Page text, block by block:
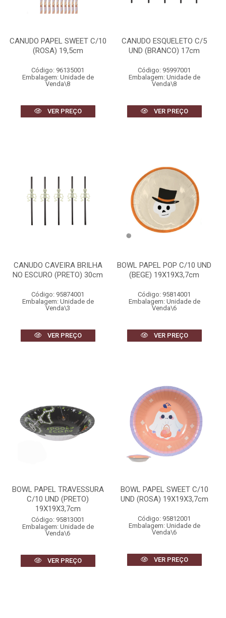
CANUDO PAPEL SWEET C/10
(ROSA) 19,5cm
Código: 96135001
Embalagem: Unidade de
Venda\8
VER PREÇO
CANUDO ESQUELETO C/5
UND (BRANCO) 17cm
Código: 95997001
Embalagem: Unidade de
Venda\8
VER PREÇO
CANUDO CAVEIRA BRILHA
NO ESCURO (PRETO) 30cm
Código: 95874001
Embalagem: Unidade de
Venda\3
VER PREÇO
BOWL PAPEL POP C/10 UND
(BEGE) 19X19X3,7cm
Código: 95814001
Embalagem: Unidade de
Venda\6
VER PREÇO
BOWL PAPEL TRAVESSURA
C/10 UND (PRETO)
19X19X3,7cm
Código: 95813001
Embalagem: Unidade de
Venda\6
VER PREÇO
BOWL PAPEL SWEET C/10
UND (ROSA) 19X19X3,7cm
Código: 95812001
Embalagem: Unidade de
Venda\6
VER PREÇO